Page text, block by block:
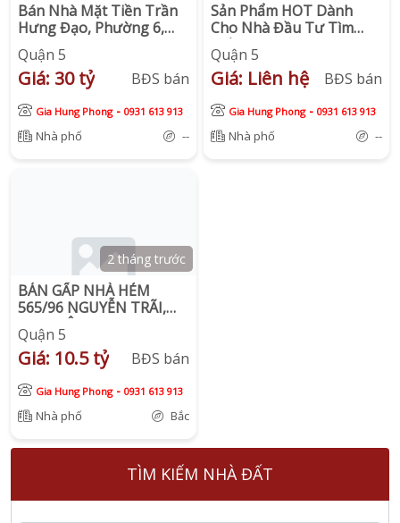
Bán Nhà Mặt Tiền Trần
Hưng Đạo, Phường 6,
Quận 5.
Quận 5
Giá: 30 tỷ BĐS bán
Gia Hung Phong- 0931 613 913
Nhà phố --
Sản Phẩm HOT Dành
Cho Nhà Đầu Tư Tìm
Kiếm Vị Trí Trung Tâm
Quận 5
Quận 5
Giá: Liên hệ BĐS bán
Gia Hung Phong- 0931 613 913
Nhà phố --
2 tháng trước
BÁN GẤP NHÀ HẺM
565/96 NGUYỄN TRÃI,
P.7, QUẬN 5
Quận 5
Giá: 10.5 tỷ BĐS bán
Gia Hung Phong- 0931 613 913
Nhà phố Bắc
TÌM KIẾM NHÀ ĐẤT